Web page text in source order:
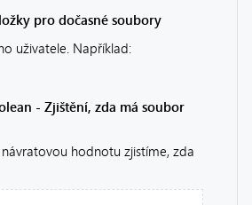
pro dočasné soubory
uživatele. Například:
- Zjištění, zda má soubor
hodnotu zjistíme, zda